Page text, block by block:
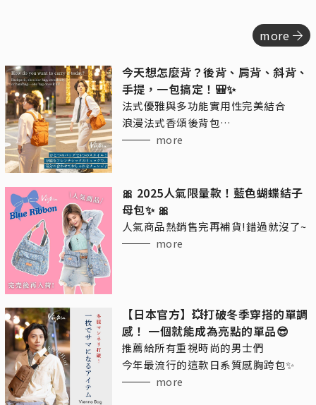
more
今天想怎麼背？後背、肩背、斜背、
手提，一包搞定！🎒✨
法式優雅與多功能實用性完美結合
浪漫法式香頌後背包
讓你的日常搭配更加自由！
more
🎀 2025人氣限量款！藍色蝴蝶結子
母包✨ 🎀
人氣商品熱銷售完再補貨!錯過就沒了~
more
【日本官方】💥打破冬季穿搭的單調
感！ 一個就能成為亮點的單品😎
推薦給所有重視時尚的男士們
今年最流行的這款日系質感胸跨包✨
more